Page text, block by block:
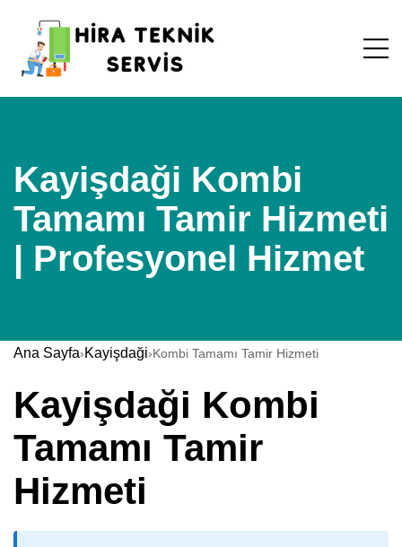
Kayişdaği Kombi
Tamamı Tamir Hizmeti
| Profesyonel Hizmet
Ana Sayfa›Kayişdaği›Kombi Tamamı Tamir Hizmeti
Kayişdaği Kombi
Tamamı Tamir
Hizmeti